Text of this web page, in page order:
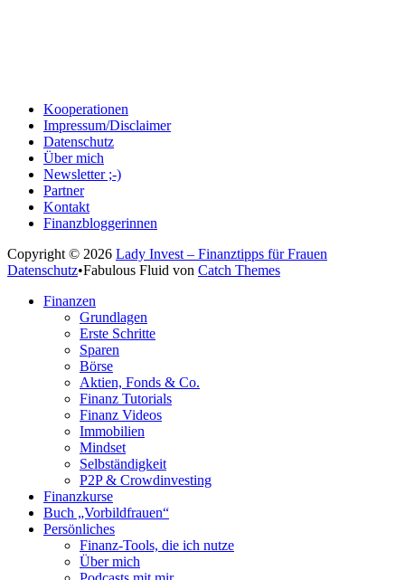
Kooperationen
Impressum/Disclaimer
Datenschutz
Über mich
Newsletter ;-)
Partner
Kontakt
Finanzbloggerinnen
Copyright © 2026 Lady Invest – Finanztipps für Frauen
Datenschutz•Fabulous Fluid von Catch Themes
oben
Finanzen
Grundlagen
Erste Schritte
Sparen
Börse
Aktien, Fonds & Co.
Finanz Tutorials
Finanz Videos
Immobilien
Mindset
Selbständigkeit
P2P & Crowdinvesting
Finanzkurse
Buch „Vorbildfrauen“
Persönliches
Finanz-Tools, die ich nutze
Über mich